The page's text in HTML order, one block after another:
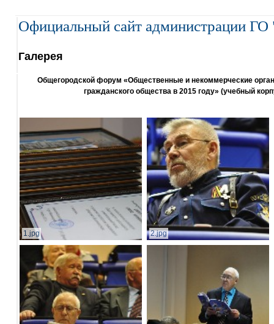
Официальный сайт администрации ГО
Галерея
Общегородской форум «Общественные и некоммерческие
гражданского общества в 2015 году» (учебный
1.jpg 2.jpg